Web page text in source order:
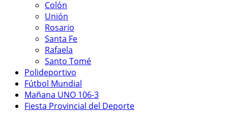
Colón
Unión
Rosario
Santa Fe
Rafaela
Santo Tomé
Polideportivo
Fútbol Mundial
Mañana UNO 106-3
Fiesta Provincial del Deporte